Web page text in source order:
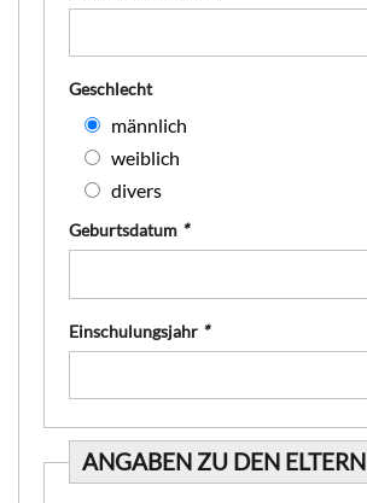
Geschlecht
männlich
weiblich
divers
Geburtsdatum *
Einschulungsjahr *
ANGABEN ZU DEN ELTERN